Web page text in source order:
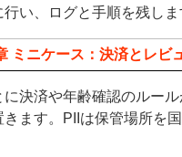
行い、ログと手順を残しま
ミニケース：決済とレビ
に決済や年齢確認のルー
きます。PIIは保管場所を